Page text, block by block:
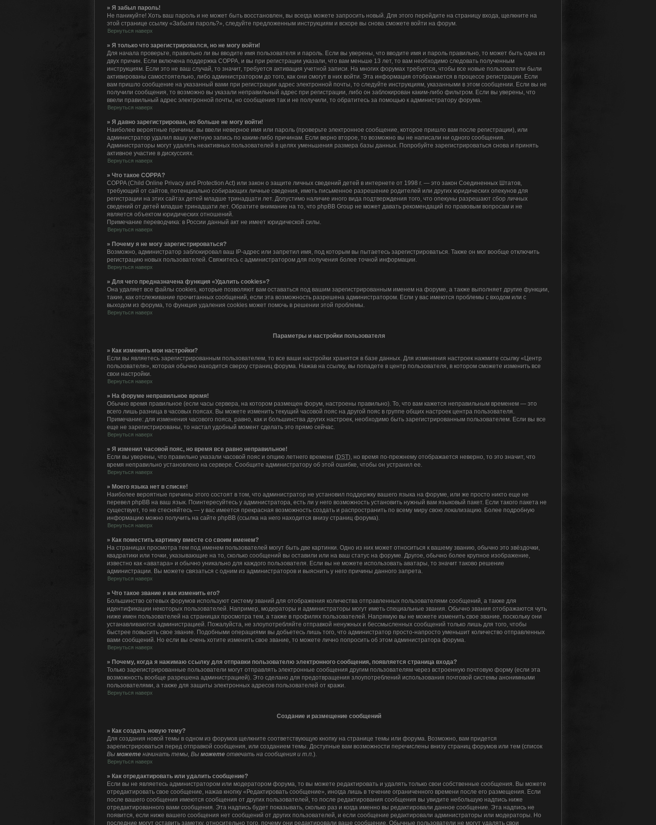
» Я забыл пароль!
Не паникуйте! Хоть ваш пароль и не может быть восстановлен, вы всегда можете запросить новый. Для этого перейдите на страницу входа, щелкните на
этой странице ссылку «Забыли пароль?», следуйте предложенным инструкциям и вскоре вы снова сможете войти на форум.
Вернуться наверх
» Я только что зарегистрировался, но не могу войти!
Для начала проверьте, правильно ли вы вводите имя пользователя и пароль. Если вы уверены, что вводите имя и пароль правильно, то может быть одна из
двух причин. Если включена поддержка COPPA, и вы при регистрации указали, что вам меньше 13 лет, то вам необходимо следовать полученным
инструкциям. Если это не ваш случай, то значит, требуется активация учетной записи. На многих форумах требуется, чтобы все новые пользователи были
активированы самостоятельно, либо администратором до того, как они смогут в них войти. Эта информация отображается в процессе регистрации. Если
вам пришло сообщение на указанный вами при регистрации адрес электронной почты, то следуйте инструкциям, указанными в этом сообщении. Если вы не
получили сообщения, то возможно вы указали неправильный адрес при регистрации, либо он заблокирован каким-либо фильтром. Если вы уверены, что
ввели правильный адрес электронной почты, но сообщения так и не получили, то обратитесь за помощью к администратору форума.
Вернуться наверх
» Я давно зарегистрирован, но больше не могу войти!
Наиболее вероятные причины: вы ввели неверное имя или пароль (проверьте электронное сообщение, которое пришло вам после регистрации), или
администратор удалил вашу учетную запись по каким-либо причинам. Если верно второе, то возможно вы не написали ни одного сообщения.
Администраторы могут удалять неактивных пользователей в целях уменьшения размера базы данных. Попробуйте зарегистрироваться снова и принять
активное участие в дискуссиях.
Вернуться наверх
» Что такое COPPA?
COPPA (Child Online Privacy and Protection Act) или закон о защите личных сведений детей в интернете от 1998 г. — это закон Соединенных Штатов,
требующий от сайтов, потенциально собирающих личные сведения, иметь письменное разрешение родителей или других юридических опекунов для
регистрации на этих сайтах детей младше тринадцати лет. Допустимо наличие иного вида подтверждения того, что опекуны разрешают сбор личных
сведений от детей младше тринадцати лет. Обратите внимание на то, что phpBB Group не может давать рекомендаций по правовым вопросам и не
является объектом юридических отношений.
Примечание переводчика: в России данный акт не имеет юридической силы.
Вернуться наверх
» Почему я не могу зарегистрироваться?
Возможно, администратор заблокировал ваш IP-адрес или запретил имя, под которым вы пытаетесь зарегистрироваться. Также он мог вообще отключить
регистрацию новых пользователей. Свяжитесь с администратором для получения более точной информации.
Вернуться наверх
» Для чего предназначена функция «Удалить cookies»?
Она удаляет все файлы cookies, которые позволяют вам оставаться под вашим зарегистрированным именем на форуме, а также выполняет другие функции,
такие, как отслеживание прочитанных сообщений, если эта возможность разрешена администратором. Если у вас имеются проблемы с входом или с
выходом из форума, то функция удаления cookies может помочь в решении этой проблемы.
Вернуться наверх
Параметры и настройки пользователя
» Как изменить мои настройки?
Если вы являетесь зарегистрированным пользователем, то все ваши настройки хранятся в базе данных. Для изменения настроек нажмите ссылку «Центр
пользователя», которая обычно находится сверху страниц форума. Нажав на ссылку, вы попадете в центр пользователя, в котором сможете изменить все
свои настройки.
Вернуться наверх
» На форуме неправильное время!
Обычно время правильное (если часы сервера, на котором размещен форум, настроены правильно). То, что вам кажется неправильным временем — это
всего лишь разница в часовых поясах. Вы можете изменить текущий часовой пояс на другой пояс в группе общих настроек центра пользователя.
Примечание: для изменения часового пояса, равно, как и большинства других настроек, необходимо быть зарегистрированным пользователем. Если вы все
еще не зарегистрированы, то настал удобный момент сделать это прямо сейчас.
Вернуться наверх
» Я изменил часовой пояс, но время все равно неправильное!
Если вы уверены, что правильно указали часовой пояс и опцию летнего времени (DST), но время по-прежнему отображается неверно, то это значит, что
время неправильно установлено на сервере. Сообщите администратору об этой ошибке, чтобы он устранил ее.
Вернуться наверх
» Моего языка нет в списке!
Наиболее вероятные причины этого состоят в том, что администратор не установил поддержку вашего языка на форуме, или же просто никто еще не
перевел phpBB на ваш язык. Поинтересуйтесь у администратора, есть ли у него возможность установить нужный вам языковый пакет. Если такого пакета не
существует, то не стесняйтесь — у вас имеется прекрасная возможность создать и распространить по всему миру свою локализацию. Более подробную
информацию можно получить на сайте phpBB (ссылка на него находится внизу страниц форума).
Вернуться наверх
» Как поместить картинку вместе со своим именем?
На страницах просмотра тем под именем пользователей могут быть две картинки. Одно из них может относиться к вашему званию, обычно это звёздочки,
квадратики или точки, указывающие на то, сколько сообщений вы оставили или на ваш статус на форуме. Другое, обычно более крупное изображение,
известно как «аватара» и обычно уникально для каждого пользователя. Если вы не можете использовать аватары, то значит таково решение
администрации. Вы можете связаться с одним из администраторов и выяснить у него причины данного запрета.
Вернуться наверх
» Что такое звание и как изменить его?
Большинство сетевых форумов используют систему званий для отображения количества отправленных пользователями сообщений, а также для
идентификации некоторых пользователей. Например, модераторы и администраторы могут иметь специальные звания. Обычно звания отображаются чуть
ниже имен пользователей на страницах просмотра тем, а также в профилях пользователей. Напрямую вы не можете изменить свое звание, поскольку они
устанавливаются администрацией. Пожалуйста, не злоупотребляйте отправкой ненужных и бессмысленных сообщений только лишь для того, чтобы
быстрее повысить свое звание. Подобными операциями вы добьетесь лишь того, что администратор просто-напросто уменьшит количество отправленных
вами сообщений. Но если вы очень хотите изменить свое звание, то можете лично попросить об этом администратора форума.
Вернуться наверх
» Почему, когда я нажимаю ссылку для отправки пользователю электронного сообщения, появляется страница входа?
Только зарегистрированные пользователи могут отправлять электронные сообщения другим пользователям через встроенную почтовую форму (если эта
возможность вообще разрешена администрацией). Это сделано для предотвращения злоупотреблений использования почтовой системы анонимными
пользователями, а также для защиты электронных адресов пользователей от кражи.
Вернуться наверх
Создание и размещение сообщений
» Как создать новую тему?
Для создания новой темы в одном из форумов щелкните соответствующую кнопку на странице темы или форума. Возможно, вам придется
зарегистрироваться перед отправкой сообщения, или созданием темы. Доступные вам возможности перечислены внизу страниц форумов или тем (список
Вы можете начинать темы, Вы можете отвечать на сообщения и т.п.).
Вернуться наверх
» Как отредактировать или удалить сообщение?
Если вы не являетесь администратором или модератором форума, то вы можете редактировать и удалять только свои собственные сообщения. Вы можете
отредактировать свое сообщение, нажав кнопку «Редактировать сообщение», иногда лишь в течение ограниченного времени после его размещения. Если
после вашего сообщения имеются сообщения от других пользователей, то после редактирования сообщения вы увидите небольшую надпись ниже
отредактированного вами сообщения. Эта надпись будет показывать, сколько раз и когда именно вы редактировали данное сообщение. Эта надпись не
появится, если ниже вашего сообщения нет сообщений от других пользователей, и если сообщение редактировали администраторы или модераторы. Но
последние могут оставить заметку, относительно того, почему они редактировали ваше сообщение. Обычные пользователи не могут удалять свои